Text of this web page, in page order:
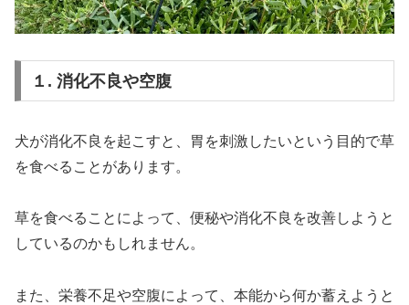
１. 消化不良や空腹
犬が消化不良を起こすと、胃を刺激したいという目的で草
を食べることがあります。
草を食べることによって、便秘や消化不良を改善しようと
しているのかもしれません。
また、栄養不足や空腹によって、本能から何か蓄えようと